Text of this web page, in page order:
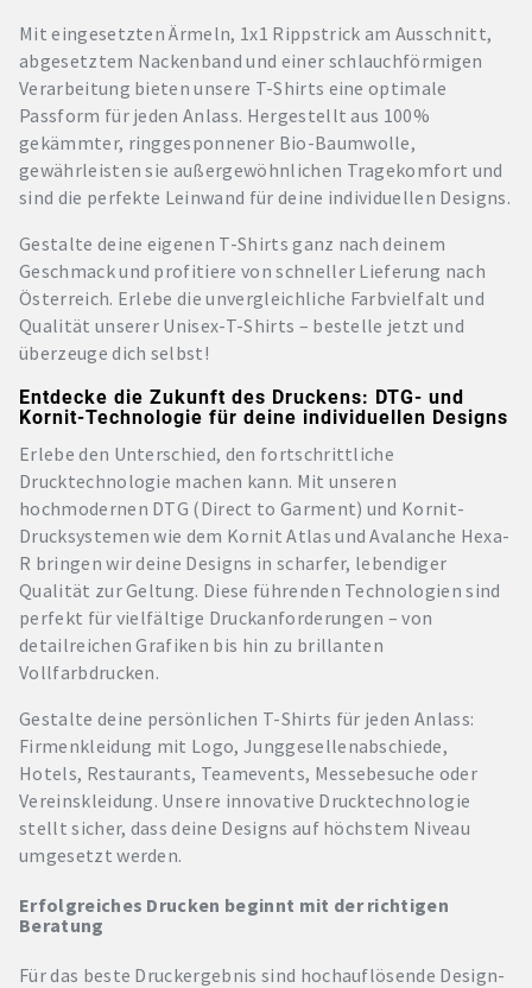
Mit eingesetzten Ärmeln, 1x1 Rippstrick am Ausschnitt,
abgesetztem Nackenband und einer schlauchförmigen
Verarbeitung bieten unsere T-Shirts eine optimale
Passform für jeden Anlass. Hergestellt aus 100%
gekämmter, ringgesponnener Bio-Baumwolle,
gewährleisten sie außergewöhnlichen Tragekomfort und
sind die perfekte Leinwand für deine individuellen Designs.
Gestalte deine eigenen T-Shirts ganz nach deinem
Geschmack und profitiere von schneller Lieferung nach
Österreich. Erlebe die unvergleichliche Farbvielfalt und
Qualität unserer Unisex-T-Shirts – bestelle jetzt und
überzeuge dich selbst!
Entdecke die Zukunft des Druckens: DTG- und
Kornit-Technologie für deine individuellen Designs
Erlebe den Unterschied, den fortschrittliche
Drucktechnologie machen kann. Mit unseren
hochmodernen DTG (Direct to Garment) und Kornit-
Drucksystemen wie dem Kornit Atlas und Avalanche Hexa-
R bringen wir deine Designs in scharfer, lebendiger
Qualität zur Geltung. Diese führenden Technologien sind
perfekt für vielfältige Druckanforderungen – von
detailreichen Grafiken bis hin zu brillanten
Vollfarbdrucken.
Gestalte deine persönlichen T-Shirts für jeden Anlass:
Firmenkleidung mit Logo, Junggesellenabschiede,
Hotels, Restaurants, Teamevents, Messebesuche oder
Vereinskleidung. Unsere innovative Drucktechnologie
stellt sicher, dass deine Designs auf höchstem Niveau
umgesetzt werden.
Erfolgreiches Drucken beginnt mit der richtigen
Beratung
Für das beste Druckergebnis sind hochauflösende Design-